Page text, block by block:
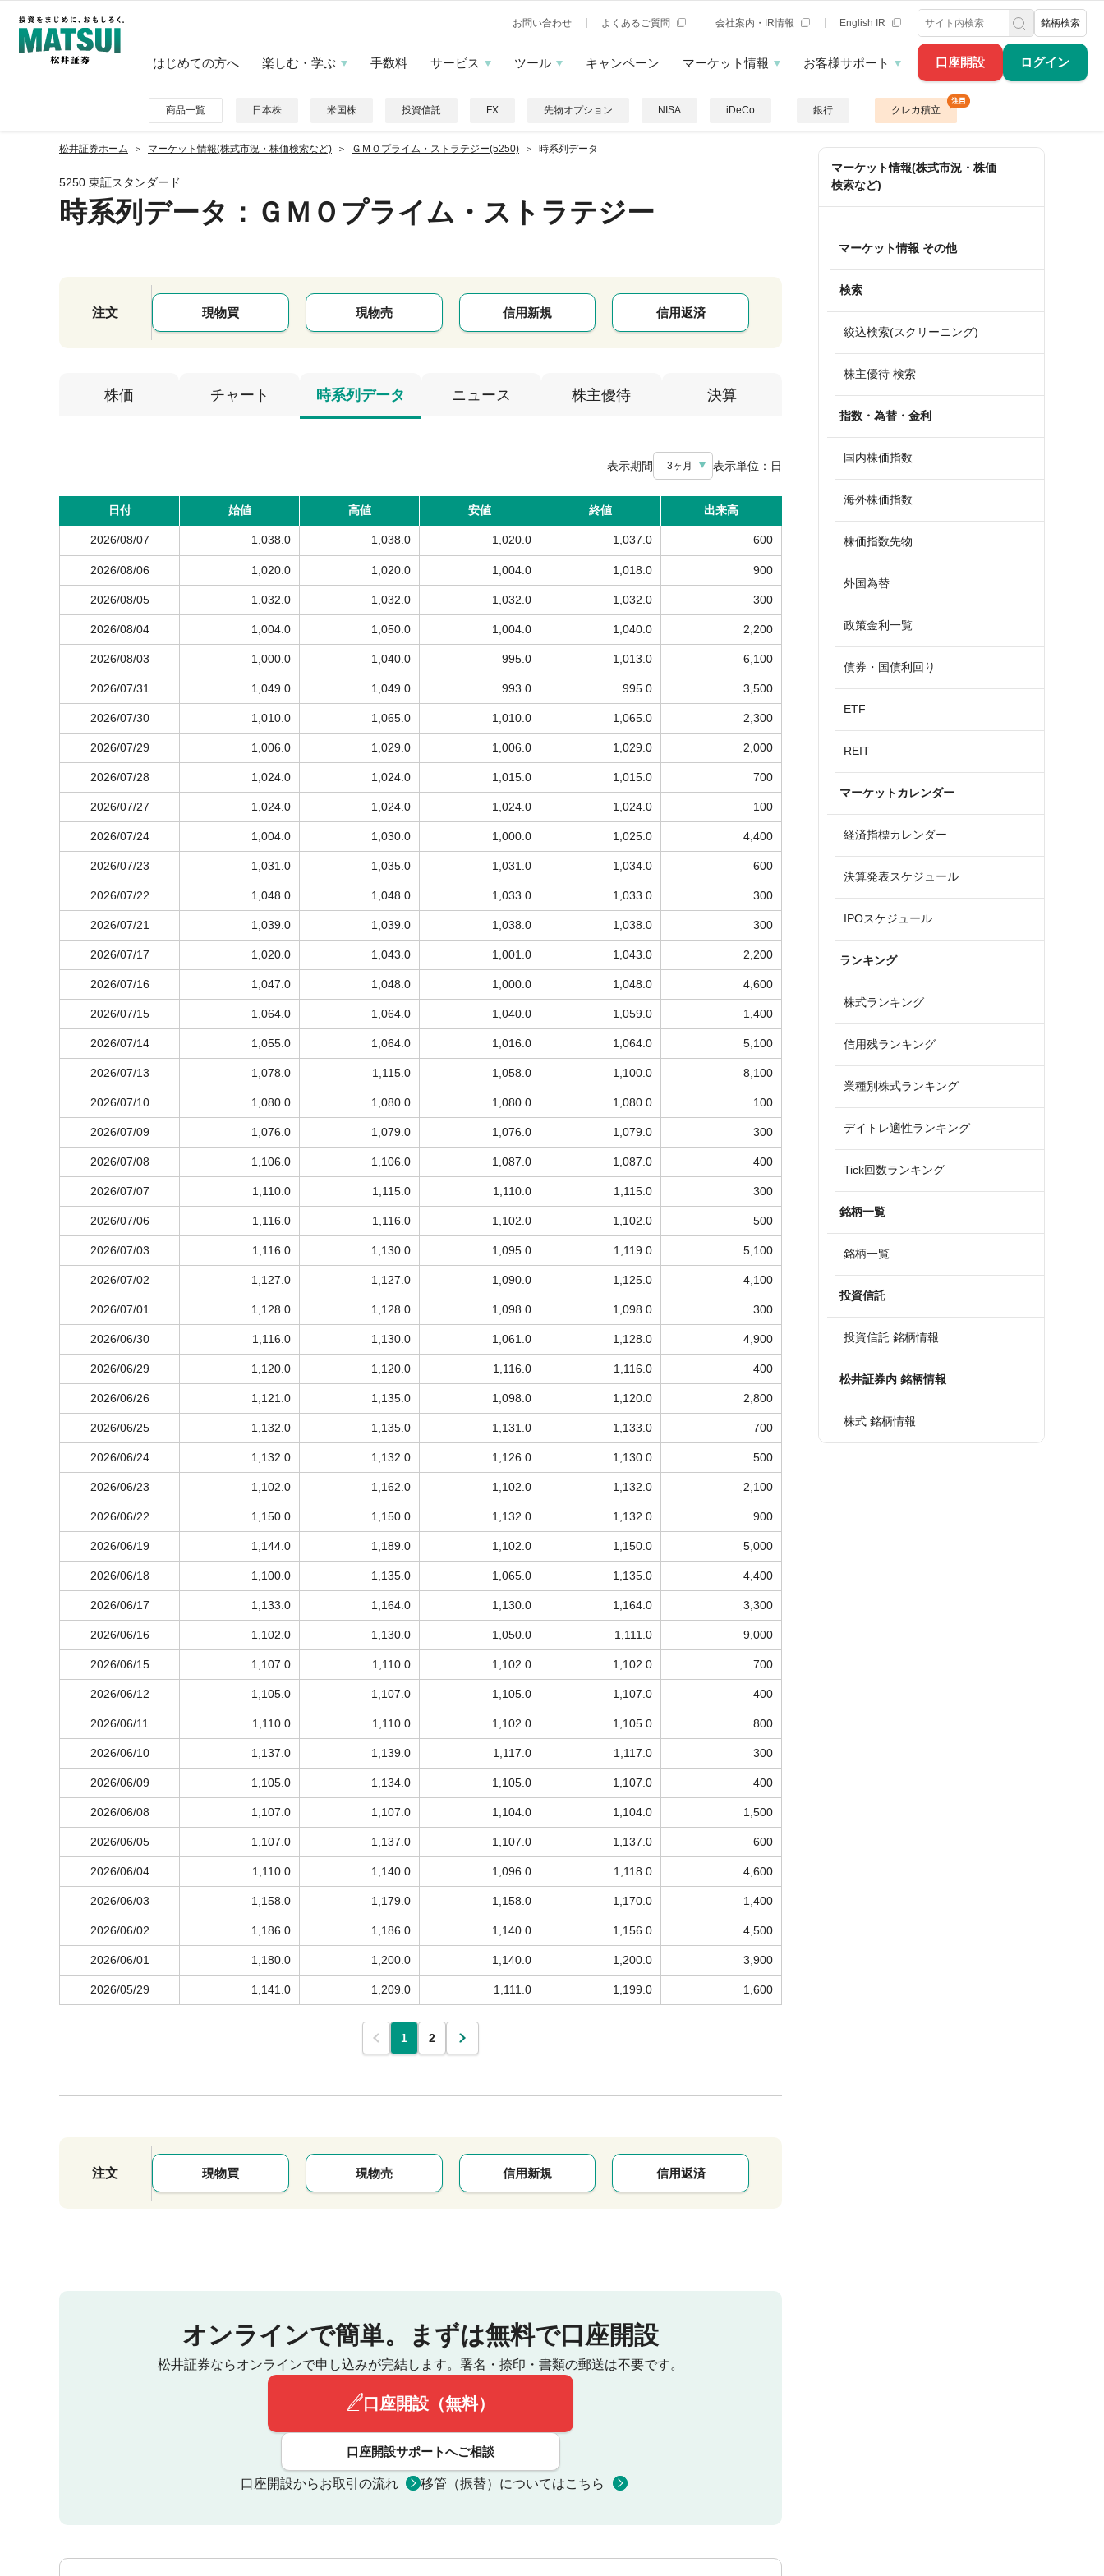
口座開設 ログイン
お問い合わせ よくあるご質問 会社案内・IR情報 English IR 銘柄検索
はじめての方へ 楽しむ・学ぶ 手数料 サービス ツール キャンペーン マーケット情報 お客様サポート
商品一覧 日本株 米国株 投資信託 FX 先物オプション NISA iDeCo 銀行 クレカ積立
松井証券ホーム マーケット情報(株式市況・株価検索など) ＧＭＯプライム・ストラテジー(5250) 時系列データ
5250 東証スタンダード
時系列データ ：ＧＭＯプライム・ストラテジー
注文 現物買 現物売 信用新規 信用返済
株価 チャート 時系列データ ニュース 株主優待 決算
表示期間 3ヶ月 表示単位： 日
日付 始値 高値 安値 終値 出来高
2026/08/07 1,038.0 1,038.0 1,020.0 1,037.0 600
2026/08/06 1,020.0 1,020.0 1,004.0 1,018.0 900
2026/08/05 1,032.0 1,032.0 1,032.0 1,032.0 300
2026/08/04 1,004.0 1,050.0 1,004.0 1,040.0 2,200
2026/08/03 1,000.0 1,040.0 995.0 1,013.0 6,100
2026/07/31 1,049.0 1,049.0 993.0 995.0 3,500
2026/07/30 1,010.0 1,065.0 1,010.0 1,065.0 2,300
2026/07/29 1,006.0 1,029.0 1,006.0 1,029.0 2,000
2026/07/28 1,024.0 1,024.0 1,015.0 1,015.0 700
2026/07/27 1,024.0 1,024.0 1,024.0 1,024.0 100
2026/07/24 1,004.0 1,030.0 1,000.0 1,025.0 4,400
2026/07/23 1,031.0 1,035.0 1,031.0 1,034.0 600
2026/07/22 1,048.0 1,048.0 1,033.0 1,033.0 300
2026/07/21 1,039.0 1,039.0 1,038.0 1,038.0 300
2026/07/17 1,020.0 1,043.0 1,001.0 1,043.0 2,200
2026/07/16 1,047.0 1,048.0 1,000.0 1,048.0 4,600
2026/07/15 1,064.0 1,064.0 1,040.0 1,059.0 1,400
2026/07/14 1,055.0 1,064.0 1,016.0 1,064.0 5,100
2026/07/13 1,078.0 1,115.0 1,058.0 1,100.0 8,100
2026/07/10 1,080.0 1,080.0 1,080.0 1,080.0 100
2026/07/09 1,076.0 1,079.0 1,076.0 1,079.0 300
2026/07/08 1,106.0 1,106.0 1,087.0 1,087.0 400
2026/07/07 1,110.0 1,115.0 1,110.0 1,115.0 300
2026/07/06 1,116.0 1,116.0 1,102.0 1,102.0 500
2026/07/03 1,116.0 1,130.0 1,095.0 1,119.0 5,100
2026/07/02 1,127.0 1,127.0 1,090.0 1,125.0 4,100
2026/07/01 1,128.0 1,128.0 1,098.0 1,098.0 300
2026/06/30 1,116.0 1,130.0 1,061.0 1,128.0 4,900
2026/06/29 1,120.0 1,120.0 1,116.0 1,116.0 400
2026/06/26 1,121.0 1,135.0 1,098.0 1,120.0 2,800
2026/06/25 1,132.0 1,135.0 1,131.0 1,133.0 700
2026/06/24 1,132.0 1,132.0 1,126.0 1,130.0 500
2026/06/23 1,102.0 1,162.0 1,102.0 1,132.0 2,100
2026/06/22 1,150.0 1,150.0 1,132.0 1,132.0 900
2026/06/19 1,144.0 1,189.0 1,102.0 1,150.0 5,000
2026/06/18 1,100.0 1,135.0 1,065.0 1,135.0 4,400
2026/06/17 1,133.0 1,164.0 1,130.0 1,164.0 3,300
2026/06/16 1,102.0 1,130.0 1,050.0 1,111.0 9,000
2026/06/15 1,107.0 1,110.0 1,102.0 1,102.0 700
2026/06/12 1,105.0 1,107.0 1,105.0 1,107.0 400
2026/06/11 1,110.0 1,110.0 1,102.0 1,105.0 800
2026/06/10 1,137.0 1,139.0 1,117.0 1,117.0 300
2026/06/09 1,105.0 1,134.0 1,105.0 1,107.0 400
2026/06/08 1,107.0 1,107.0 1,104.0 1,104.0 1,500
2026/06/05 1,107.0 1,137.0 1,107.0 1,137.0 600
2026/06/04 1,110.0 1,140.0 1,096.0 1,118.0 4,600
2026/06/03 1,158.0 1,179.0 1,158.0 1,170.0 1,400
2026/06/02 1,186.0 1,186.0 1,140.0 1,156.0 4,500
2026/06/01 1,180.0 1,200.0 1,140.0 1,200.0 3,900
2026/05/29 1,141.0 1,209.0 1,111.0 1,199.0 1,600
1 2
注文 現物買 現物売 信用新規 信用返済
オンラインで簡単。 まずは無料で口座開設
松井証券ならオンラインで申し込みが完結します。 署名・捺印・書類の郵送は不要です。
口座開設（無料）
口座開設サポートへご相談
口座開設からお取引の流れ 移管（振替）についてはこちら
マーケット情報(株式市況・株価
検索など)
マーケット情報 その他
検索
絞込検索(スクリーニング)
株主優待 検索
指数・為替・金利
国内株価指数
海外株価指数
株価指数先物
外国為替
政策金利一覧
債券・国債利回り
ETF
REIT
マーケットカレンダー
経済指標カレンダー
決算発表スケジュール
IPOスケジュール
ランキング
株式ランキング
信用残ランキング
業種別株式ランキング
デイトレ適性ランキング
Tick回数ランキング
銘柄一覧
銘柄一覧
投資信託
投資信託 銘柄情報
松井証券内 銘柄情報
株式 銘柄情報